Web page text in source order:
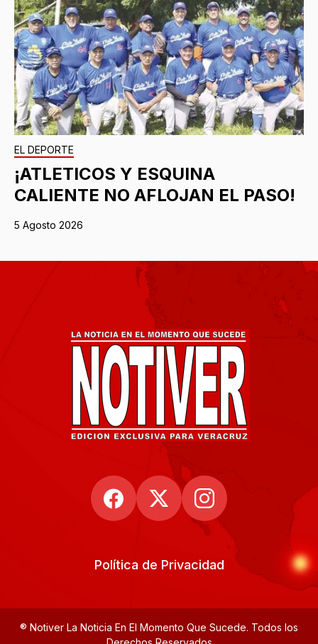
EL DEPORTE
¡ATLETICOS Y ESQUINA
CALIENTE NO AFLOJAN EL PASO!
5 Agosto 2026
Política de Privacidad
® Notiver La Noticia En El Momento Que Sucede. Todos los